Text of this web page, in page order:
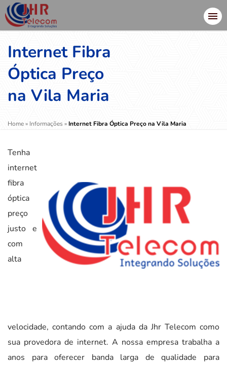
Internet Fibra
Óptica Preço
na Vila Maria
Home» Informações » Internet Fibra Óptica Preço na Vila Maria
Tenha
internet
fibra
óptica
preço
justo e
com
alta
velocidade, contando com a ajuda da Jhr Telecom como
sua provedora de internet. A nossa empresa trabalha a
anos para oferecer banda larga de qualidade para